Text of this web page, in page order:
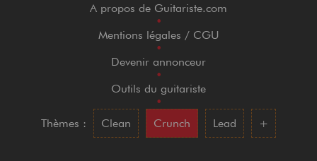
A propos de Guitariste.com
•
Mentions légales / CGU
•
Devenir annonceur
•
Outils du guitariste
•
Thèmes :
Clean Crunch Lead +